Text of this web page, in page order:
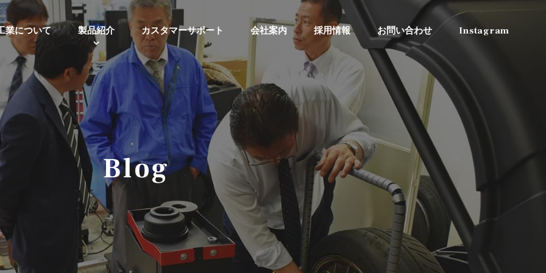
業について 製品紹介 カスタマーサポート 会社案内 採用情報 お問い合わせ Instagram
Blog